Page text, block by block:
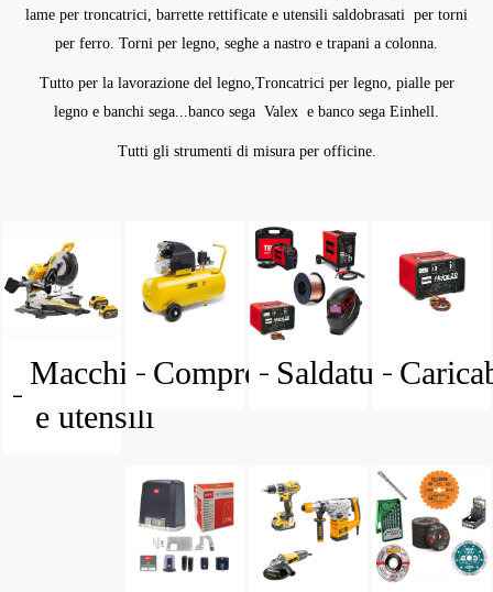
lame per troncatrici, barrette rettificate e utensili saldobrasati per torni
per ferro. Torni per legno, seghe a nastro e trapani a colonna.
Tutto per la lavorazione del legno,Troncatrici per legno, pialle per
legno e banchi sega...banco sega Valex e banco sega Einhell.
Tutti gli strumenti di misura per officine.
Macchine
e utensili
CompressoriSaldatura